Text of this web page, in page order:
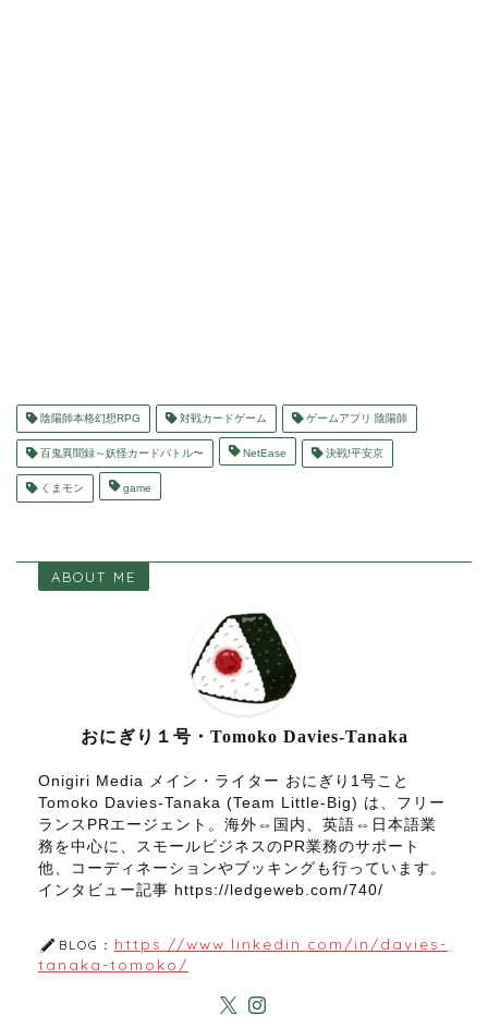
陰陽師本格幻想RPG 対戦カードゲーム ゲームアプリ 陰陽師
百鬼異聞録～妖怪カードバトル〜 NetEase 決戦!平安京
くまモン game
ABOUT ME
おにぎり１号・Tomoko Davies-Tanaka
Onigiri Media メイン・ライター おにぎり1号こと
Tomoko Davies-Tanaka (Team Little-Big) は、フリー
ランスPRエージェント。海外⇔国内、英語⇔日本語業
務を中心に、スモールビジネスのPR業務のサポート
他、コーディネーションやブッキングも行っています。
インタビュー記事 https://ledgeweb.com/740/
BLOG： https://www.linkedin.com/in/davies-
tanaka-tomoko/